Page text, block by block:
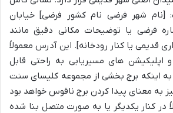
شهر فرضی نام کشور فرضی] خیابان
فرضی یا توضیحات مکانی دقیق مانند
قدیمی یا کنار رودخانه]. این آدرس معمولاً
اپلیکیشن های مسیریابی به راحتی قابل
اینکه برج بخشی از مجموعه کلیسای سنت
به معنای پیدا کردن برج ناقوس خواهد بود
در کنار یکدیگر یا به صورت متصل بنا شده